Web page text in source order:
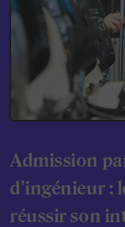
Admission
d'ingénieur :
réussir son